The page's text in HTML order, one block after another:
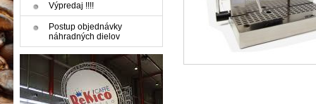
Výpredaj !!!!
Postup objednávky
náhradných dielov